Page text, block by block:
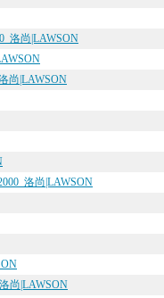
洛尚|LAWSON
尚|LAWSON
洛尚|LAWSON
尚|LAWSON